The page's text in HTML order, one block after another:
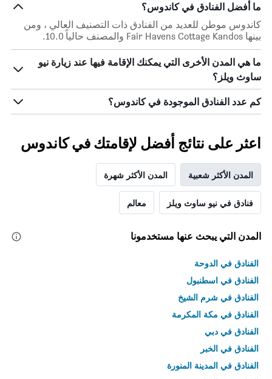
ما أفضل الفنادق في كاندوس؟
كاندوس موطن للعديد من الفنادق ذات التصنيف العالي ، ومن
بينها Fair Havens Cottage Kandos والمصنف حالياً 10.0.
ما هي المدن الأخرى التي يمكنك الإقامة فيها عند زيارة نيو
ساوث ويلز؟
كم عدد الفنادق الموجودة في كاندوس؟
اعثر على نتائج أفضل لإقامتك في كاندوس
المدن الأكثر شعبية المدن الأكثر شهرة
فنادق في نيو ساوث ويلز معالم
المدن التي يبحث عنها مستخدمونا
الفنادق في الدوحة
الفنادق في اسطنبول
الفنادق في شرم الشيخ
الفنادق في مكة المكرمة
الفنادق في دبي
الفنادق في الخبر
الفنادق في المدينة المنورة